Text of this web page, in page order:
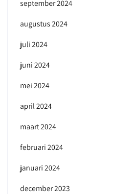
september 2024
augustus 2024
juli 2024
juni 2024
mei 2024
april 2024
maart 2024
februari 2024
januari 2024
december 2023